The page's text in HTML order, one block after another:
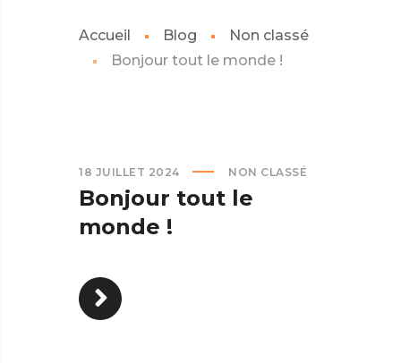
Accueil Blog
Non classé
Bonjour tout le monde !
18 JUILLET 2024 NON CLASSÉ
Bonjour tout le
monde !